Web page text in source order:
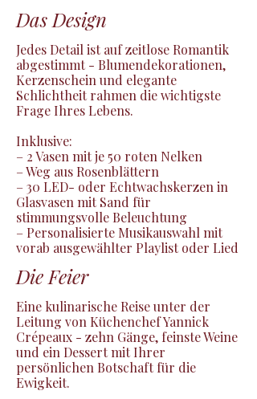
Das Design
Jedes Detail ist auf zeitlose Romantik
abgestimmt - Blumendekorationen,
Kerzenschein und elegante
Schlichtheit rahmen die wichtigste
Frage Ihres Lebens.
Inklusive:
– 2 Vasen mit je 50 roten Nelken
– Weg aus Rosenblättern
– 30 LED- oder Echtwachskerzen in
Glasvasen mit Sand für
stimmungsvolle Beleuchtung
– Personalisierte Musikauswahl mit
vorab ausgewählter Playlist oder Lied
Die Feier
Eine kulinarische Reise unter der
Leitung von Küchenchef Yannick
Crépeaux - zehn Gänge, feinste Weine
und ein Dessert mit Ihrer
persönlichen Botschaft für die
Ewigkeit.